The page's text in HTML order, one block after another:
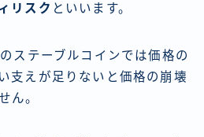
リスク といいます。
ステーブルコインでは価格の
支えが足りないと価格の崩壊
ん。